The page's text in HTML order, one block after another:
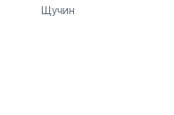
Щучин